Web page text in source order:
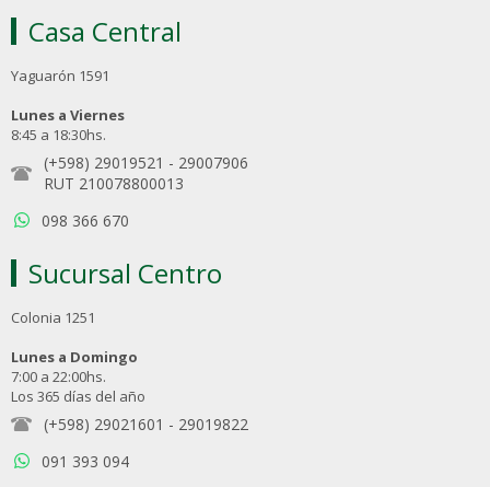
Casa Central
Yaguarón 1591
Lunes a Viernes
8:45 a 18:30hs.
(+598) 29019521 - 29007906
RUT 210078800013
098 366 670
Sucursal Centro
Colonia 1251
Lunes a Domingo
7:00 a 22:00hs.
Los 365 días del año
(+598) 29021601 - 29019822
091 393 094